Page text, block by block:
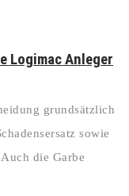
Logimac Anleger
grundsätzlich
sowie
die Garbe